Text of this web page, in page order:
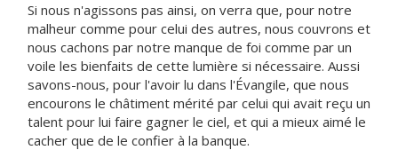
Si nous n'agissons pas ainsi, on verra que, pour notre
malheur comme pour celui des autres, nous couvrons et
nous cachons par notre manque de foi comme par un
voile les bienfaits de cette lumière si nécessaire. Aussi
savons-nous, pour l'avoir lu dans l'Évangile, que nous
encourons le châtiment mérité par celui qui avait reçu un
talent pour lui faire gagner le ciel, et qui a mieux aimé le
cacher que de le confier à la banque.